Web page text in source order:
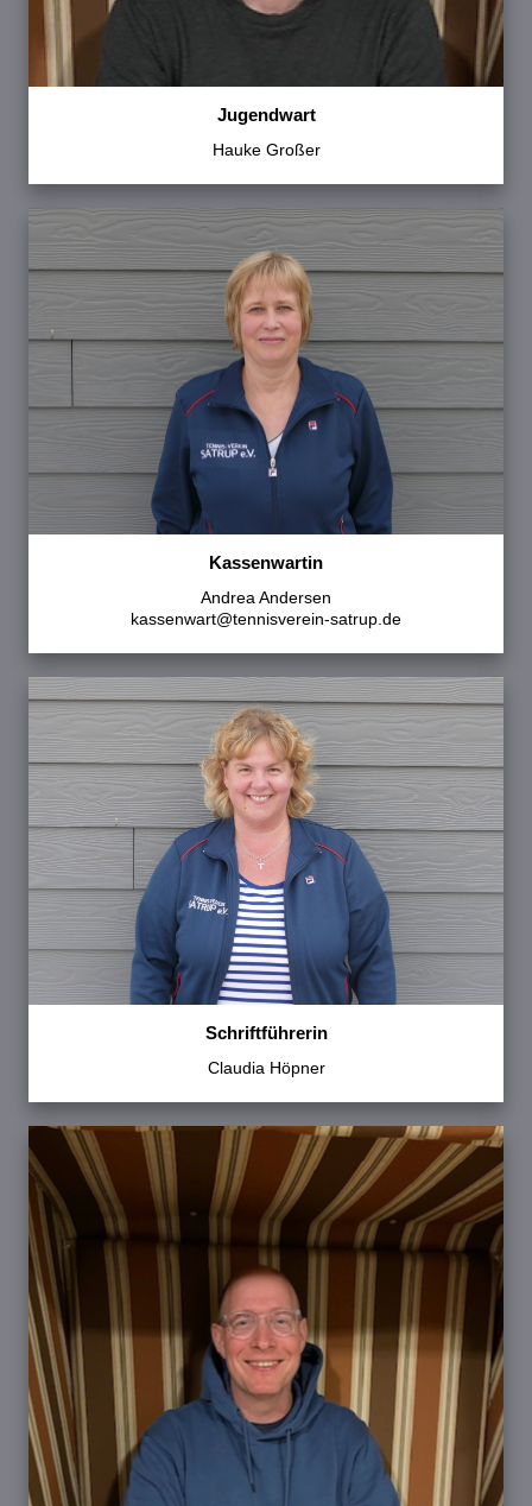
Jugendwart
Hauke Großer
Kassenwartin
Andrea Andersen
kassenwart@tennisverein-satrup.de
Schriftführerin
Claudia Höpner